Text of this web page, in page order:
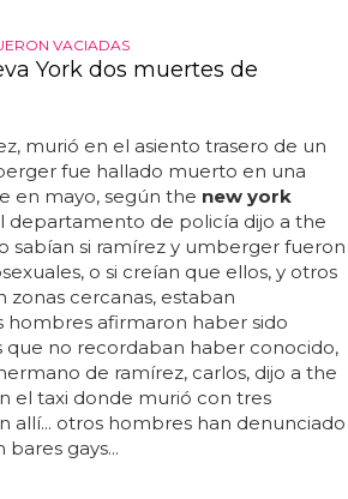
VACIADAS
York dos muertes de
murió en el asiento trasero de un
fue hallado muerto en una
en mayo, según the new york
departamento de policía dijo a the
sabían si ramírez y umberger fueron
o si creían que ellos, y otros
cercanas, estaban
hombres afirmaron haber sido
que no recordaban haber conocido,
de ramírez, carlos, dijo a the
el taxi donde murió con tres
allí... otros hombres han denunciado
gays...